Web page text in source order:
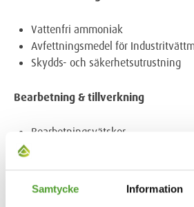
Samtycke Information
Vattenfri ammoniak
Avfettningsmedel för
Skydds- och säkerhetsutrustning
Bearbetning & tillverkning
Bearbetningsvätskor
Processkontroll och avfallsbehandling